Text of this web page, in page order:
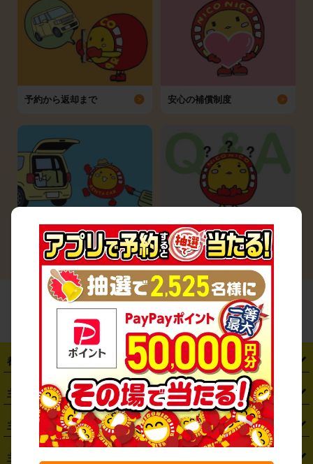
予約から返却まで 安心の補償制度
シーン別ガイド よくある質問
都道府県から探す
・ 北海道 ・ 青森県 ・岩手県 ・宮城県 ・秋田県 ・山形県
福島県 ・東京都 ・神奈川県 ・埼玉県 ・千葉県 ・茨城県
・ 栃木県 ・群馬県 ・山梨県 ・ 愛知県 ・静岡県 ・岐阜県
・
主要駅から探す
・ 札幌駅 ・仙台駅 ・新宿駅 ・池袋駅 ・渋谷駅 ・東京駅
横浜駅 ・川崎駅 ・大宮駅 ・西船橋駅 ・柏駅 ・名古屋駅
主要空港から探す
・ 新千歳空港 ・仙台空港
主要都市から探す